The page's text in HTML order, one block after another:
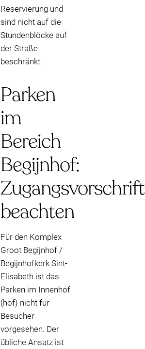
Reservierung und
sind nicht auf die
Stundenblöcke auf
der Straße
beschränkt.
Parken
im
Bereich
Begijnhof:
beachten
Für den Komplex
Groot Begijnhof /
Begijnhofkerk Sint-
Elisabeth ist das
Parken im Innenhof
(hof) nicht für
Besucher
vorgesehen. Der
übliche Ansatz ist